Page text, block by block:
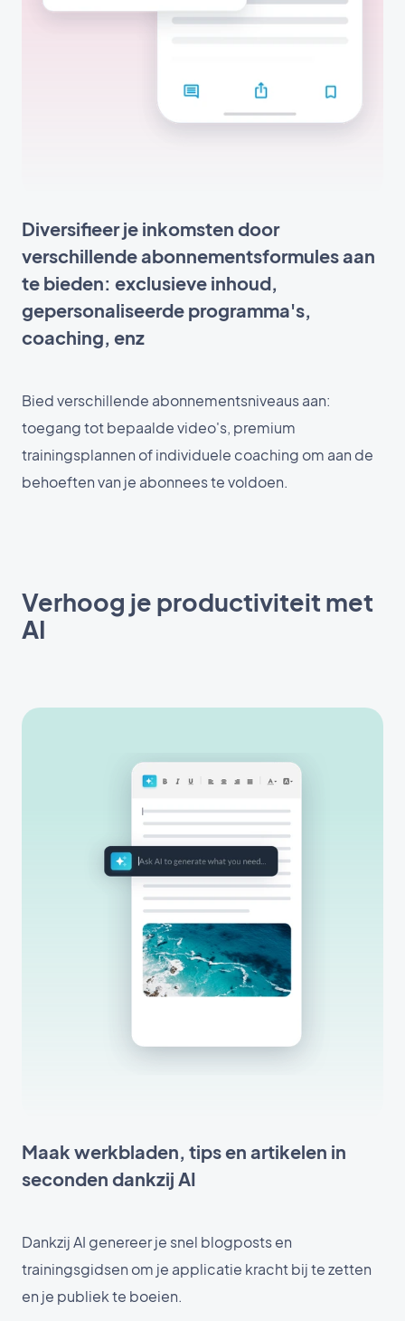
Diversifieer je inkomsten door
verschillende abonnementsformules aan
te bieden: exclusieve inhoud,
gepersonaliseerde programma's,
coaching, enz
Bied verschillende abonnementsniveaus aan:
toegang tot bepaalde video's, premium
trainingsplannen of individuele coaching om aan de
behoeften van je abonnees te voldoen.
Verhoog je productiviteit met
AI
Maak werkbladen, tips en artikelen in
seconden dankzij AI
Dankzij AI genereer je snel blogposts en
trainingsgidsen om je applicatie kracht bij te zetten
en je publiek te boeien.